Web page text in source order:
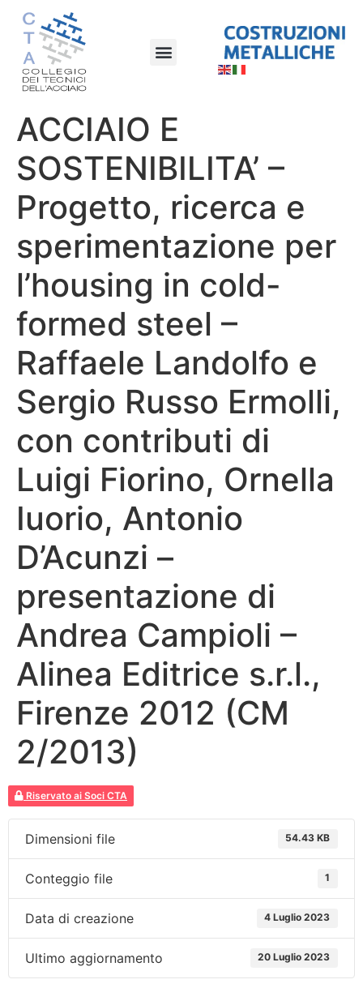
ACCIAIO E
SOSTENIBILITA’ –
Progetto, ricerca e
sperimentazione per
l’housing in cold-
formed steel –
Raffaele Landolfo e
Sergio Russo Ermolli,
con contributi di
Luigi Fiorino, Ornella
Iuorio, Antonio
D’Acunzi –
presentazione di
Andrea Campioli –
Alinea Editrice s.r.l.,
Firenze 2012 (CM
2/2013)
Riservato ai Soci CTA
Dimensioni file 54.43 KB
Conteggio file 1
Data di creazione 4 Luglio 2023
Ultimo aggiornamento 20 Luglio 2023